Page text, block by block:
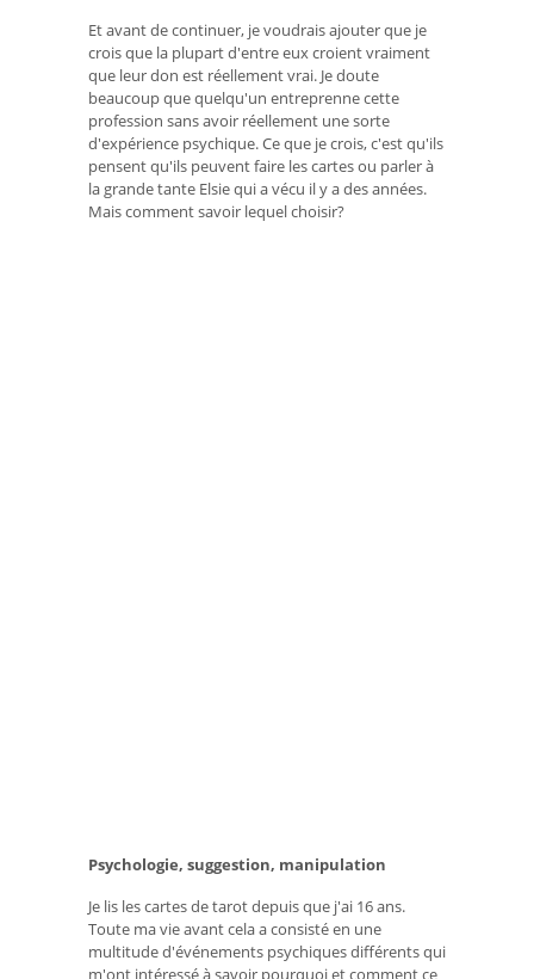
Et avant de continuer, je voudrais ajouter que je
crois que la plupart d'entre eux croient vraiment
que leur don est réellement vrai. Je doute
beaucoup que quelqu'un entreprenne cette
profession sans avoir réellement une sorte
d'expérience psychique. Ce que je crois, c'est qu'ils
pensent qu'ils peuvent faire les cartes ou parler à
la grande tante Elsie qui a vécu il y a des années.
Mais comment savoir lequel choisir?
Psychologie, suggestion, manipulation
Je lis les cartes de tarot depuis que j'ai 16 ans.
Toute ma vie avant cela a consisté en une
multitude d'événements psychiques différents qui
m'ont intéressé à savoir pourquoi et comment ce